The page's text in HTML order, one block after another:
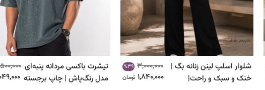
شلوار اسلپ لینن زنانه بگ |
خنک و سبک و راحت|
3,000,000
%39
1,840,000 تومان
تیشرت باکسی مردانه پنبه‌ای
مدل رنگ‌پاش | چاپ برجسته